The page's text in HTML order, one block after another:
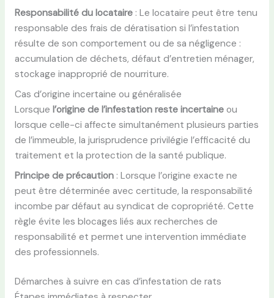
Responsabilité du locataire: Le locataire peut être tenu
responsable des frais de dératisation si l’infestation
résulte de son comportement ou de sa négligence :
accumulation de déchets, défaut d’entretien ménager,
stockage inapproprié de nourriture.
Cas d’origine incertaine ou généralisée
Lorsque l’origine de l’infestation reste incertaineou
lorsque celle-ci affecte simultanément plusieurs parties
de l’immeuble, la jurisprudence privilégie l’efficacité du
traitement et la protection de la santé publique.
Principe de précaution: Lorsque l’origine exacte ne
peut être déterminée avec certitude, la responsabilité
incombe par défaut au syndicat de copropriété. Cette
règle évite les blocages liés aux recherches de
responsabilité et permet une intervention immédiate
des professionnels.
Démarches à suivre en cas d’infestation de rats